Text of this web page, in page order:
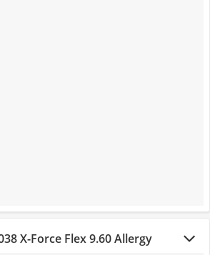
X-Force Flex 9.60 Allergy